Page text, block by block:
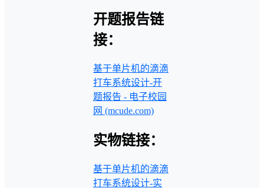
开题报告链
接：
基于单片机的滴滴
打车系统设计-开
题报告 - 电子校园
网 (mcude.com)
实物链接：
基于单片机的滴滴
打车系统设计-实